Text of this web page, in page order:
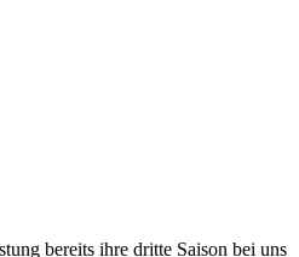
bereits ihre dritte Saison bei uns